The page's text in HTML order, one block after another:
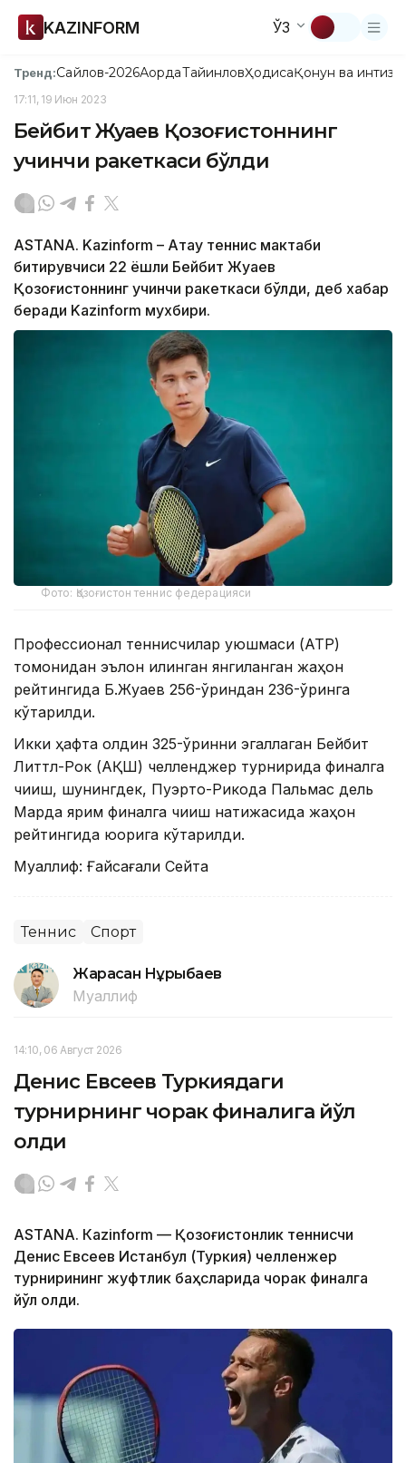
KAZINFORM ЎЗ
Тренд:Сайлов-2026АқордаТайинловҲодисаҚонун ва
17:11, 19 Июн 2023
Бейбит Жуқаев Қозоғистоннинг
учинчи ракеткаси бўлди
ASTANA. Kazinform – Ақтау теннис мактаби
битирувчиси 22 ёшли Бейбит Жуқаев
Қозоғистоннинг учинчи ракеткаси бўлди, деб хабар
беради Kazinform мухбири.
Фото: Қозоғистон теннис федерацияси
Профессионал теннисчилар уюшмаси (АТР)
томонидан эълон қилинган янгиланган жаҳон
рейтингида Б.Жуқаев 256-ўриндан 236-ўринга
кўтарилди.
Икки ҳафта олдин 325-ўринни эгаллаган Бейбит
Литтл-Рок (АҚШ) челленджер турнирида финалга
чиқиш, шунингдек, Пуэрто-Рикода Пальмас дель
Марда ярим финалга чиқиш натижасида жаҳон
рейтингида юқорига кўтарилди.
Муаллиф: Ғайсағали Сейтақ
Теннис Спорт
Жарасқан Нұрыбаев
Муаллиф
14:10, 06 Август 2026
Денис Евсеев Туркиядаги
турнирнинг чорак финалига йўл
олди
ASTANА. Кazinform — Қозоғистонлик теннисчи
Денис Евсеев Истанбул (Туркия) челленжер
турнирининг жуфтлик баҳсларида чорак финалга
йўл олди.